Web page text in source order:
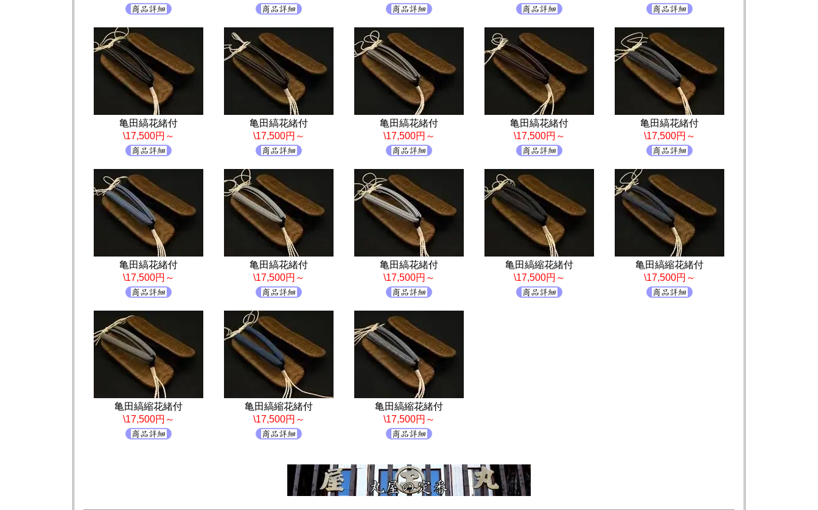
亀田縞花緒付
\17,500円～
亀田縞花緒付
\17,500円～
亀田縞花緒付
\17,500円～
亀田縞花緒付
\17,500円～
亀田縞花緒付
\17,500円～
亀田縞花緒付
\17,500円～
亀田縞花緒付
\17,500円～
亀田縞花緒付
\17,500円～
亀田縞縮花緒付
\17,500円～
亀田縞縮花緒付
\17,500円～
亀田縞縮花緒付
\17,500円～
亀田縞縮花緒付
\17,500円～
亀田縞縮花緒付
\17,500円～